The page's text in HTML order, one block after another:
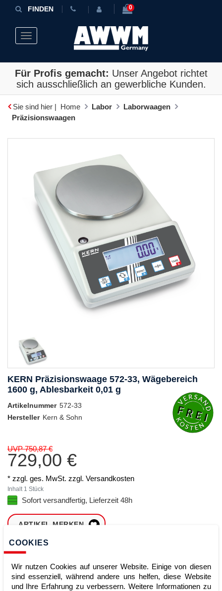
FINDEN 0
Toggle navigation
Für Profis gemacht: Unser Angebot richtet
sich ausschließlich an gewerbliche Kunden.
Sie sind hier | Home Labor
Laborwaagen
Präzisionswaagen
KERN Präzisionswaage 572-33, Wägebereich
1600 g, Ablesbarkeit 0,01 g
Artikelnummer 572-33
Hersteller Kern & Sohn
UVP 750,87 €
729,00 €
* zzgl. ges. MwSt. zzgl. Versandkosten
Inhalt 1 Stück
Sofort versandfertig, Lieferzeit 48h
ARTIKEL MERKEN
COOKIES
Wir nutzen Cookies auf unserer Website. Einige von diesen
sind essenziell, während andere uns helfen, diese Website
und Ihre Erfahrung zu verbessern. Weitere Informationen zu